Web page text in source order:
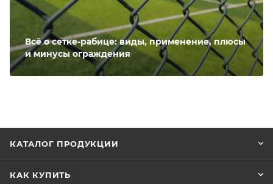
Всё о сетке-рабице: виды, применение, плюсы
и минусы ограждения
КАТАЛОГ ПРОДУКЦИИ
КАК КУПИТЬ